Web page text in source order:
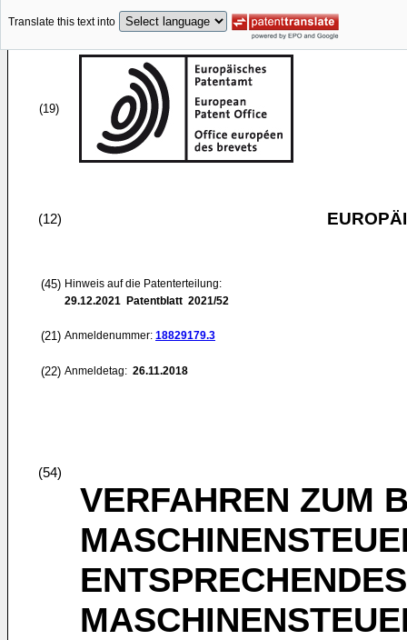
Translate this text into
(19)
(12)
(45) Hinweis auf die Patenterteilung:
29.12.2021 Patentblatt 2021/52
(21) Anmeldenummer: 18829179.3
(22) Anmeldetag: 26.11.2018
(54)
VERFAHREN ZUM
ENTSPRECHENDES